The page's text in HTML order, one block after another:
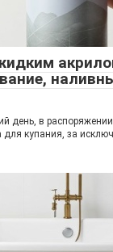
день, в
для купания, за